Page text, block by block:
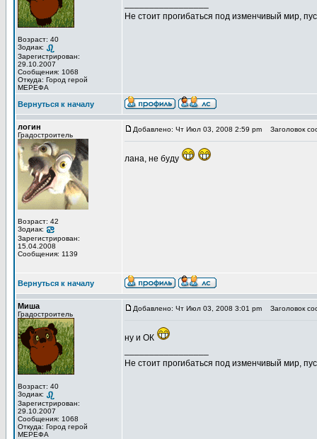
Возраст: 40
Зодиак:
Зарегистрирован:
29.10.2007
Сообщения: 1068
Откуда: Город герой
МЕРЕФА
Не стоит прогибаться под изменчивый мир,
Вернуться к началу
логин
Градостроитель
Возраст: 42
Зодиак:
Зарегистрирован:
15.04.2008
Сообщения: 1139
Добавлено: Чт Июл 03, 2008 2:59 pm Заголовок
лана, не буду
Вернуться к началу
Миша
Градостроитель
Возраст: 40
Зодиак:
Зарегистрирован:
29.10.2007
Сообщения: 1068
Откуда: Город герой
МЕРЕФА
Добавлено: Чт Июл 03, 2008 3:01 pm Заголовок
ну и ОК
Не стоит прогибаться под изменчивый мир,